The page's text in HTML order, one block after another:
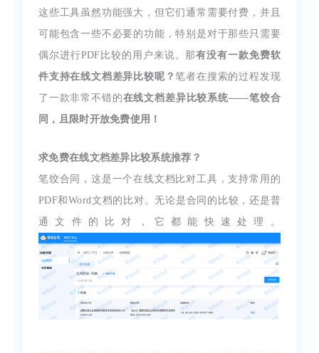
这些工具虽然功能强大，但它们通常需要付费，并且
可能包含一些不必要的功能，特别是对于那些只需要
偶尔进行PDF比较的用户来说。那有没有一款免费软
件支持在线文档差异比较呢？笔者在搜索的过程发现
了一款非常不错的在线文档差异比较系统——笔饺合
同，且限时开放免费使用！
求免费在线文档差异比较系统推荐？
笔饺合同，这是一个在线文档比对工具，支持常用的
PDF和Word文档的比对。无论是合同的比较，还是普
通文件的比对，它都能快速处理。